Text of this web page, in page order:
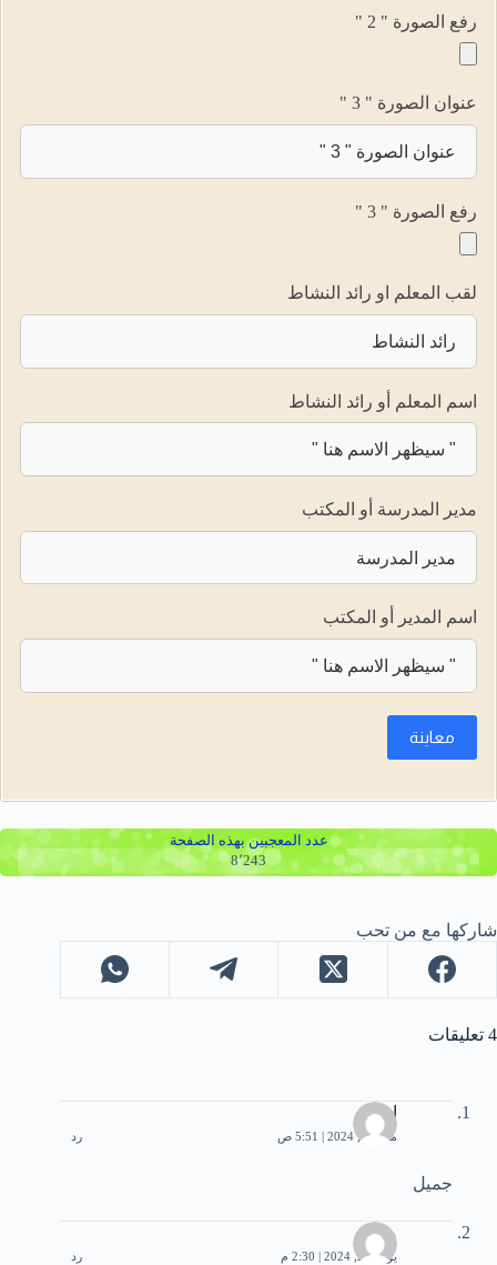
رفع الصورة " 2 "
عنوان الصورة " 3 "
رفع الصورة " 3 "
لقب المعلم او رائد النشاط
اسم المعلم أو رائد النشاط
مدير المدرسة أو المكتب
اسم المدير أو المكتب
معاينة
عدد المعجبين بهذه الصفحة
8٬243
شاركها مع من تحب
4 تعليقات
احمد
مايو 12, 2024 | 5:51 ص رد
جميل
محمد
يوليو 22, 2024 | 2:30 م رد